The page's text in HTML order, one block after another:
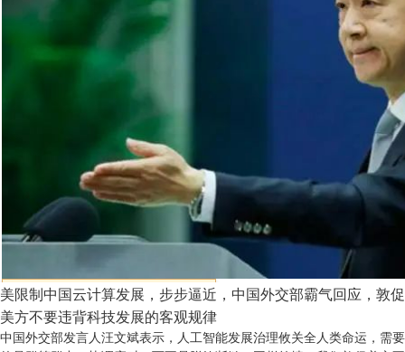
美限制中国云计算发展，步步逼近，中国外交部霸气回应，敦促
美方不要违背科技发展的客观规律
中国外交部发言人汪文斌表示，人工智能发展治理攸关全人类命运，需要